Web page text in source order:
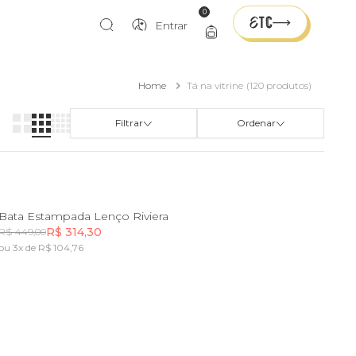
Entrar
0
Home Tá na vitrine (120 produtos)
Filtrar Ordenar
PP
Estampada Lenço Riviera
449,00R$ 314,30
3x de R$ 104,76